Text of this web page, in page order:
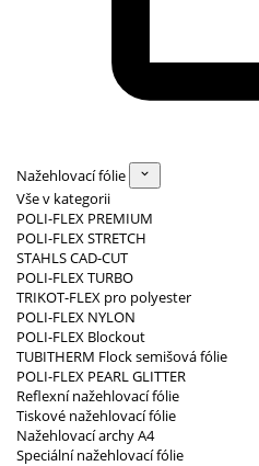
Nažehlovací fólie
Vše v kategorii
POLI-FLEX PREMIUM
POLI-FLEX STRETCH
STAHLS CAD-CUT
POLI-FLEX TURBO
TRIKOT-FLEX pro polyester
POLI-FLEX NYLON
POLI-FLEX Blockout
TUBITHERM Flock semišová fólie
POLI-FLEX PEARL GLITTER
Reflexní nažehlovací fólie
Tiskové nažehlovací fólie
Nažehlovací archy A4
Speciální nažehlovací fólie